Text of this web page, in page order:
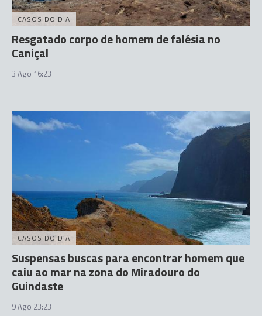
CASOS DO DIA
Resgatado corpo de homem de falésia no
Caniçal
3 Ago 16:23
CASOS DO DIA
Suspensas buscas para encontrar homem que
caiu ao mar na zona do Miradouro do
Guindaste
9 Ago 23:23